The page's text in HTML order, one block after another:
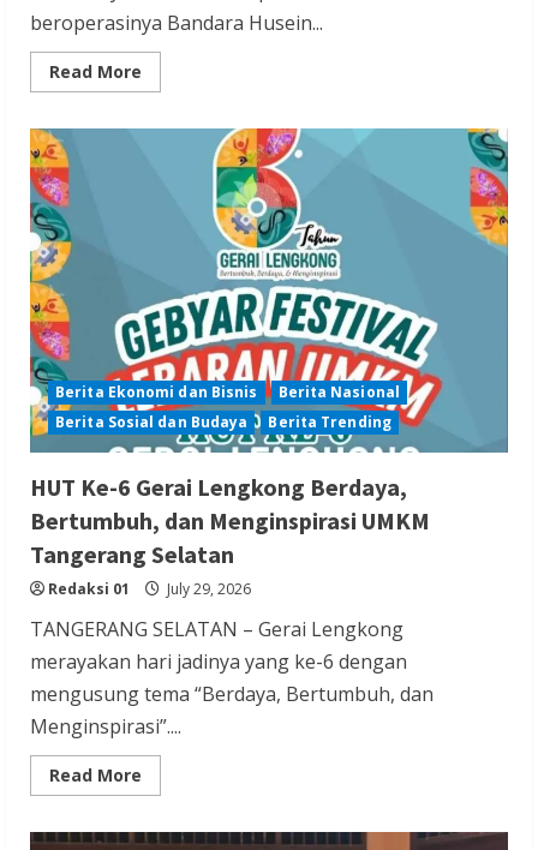
beroperasinya Bandara Husein...
Read More
more
Beroperasinya
Bangkitkan
Pariwisata
Bandung
Berita Ekonomi dan Bisnis
Berita Nasional
Berita Sosial dan Budaya
Berita Trending
HUT Ke-6 Gerai Lengkong Berdaya,
Bertumbuh, dan Menginspirasi UMKM
Tangerang Selatan
Redaksi 01 July 29, 2026
TANGERANG SELATAN – Gerai Lengkong
merayakan hari jadinya yang ke-6 dengan
mengusung tema “Berdaya, Bertumbuh, dan
Menginspirasi”....
Read More
more
Ke-